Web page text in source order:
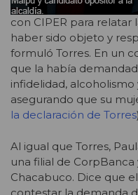
con CIPER para relatar
haber sido objeto y
formuló Torres. En un
que la había
infidelidad, alcoholismo
asegurando que su
la declaración de Torres
Al igual que Torres,
una filial de
Chacabuco. Dice que